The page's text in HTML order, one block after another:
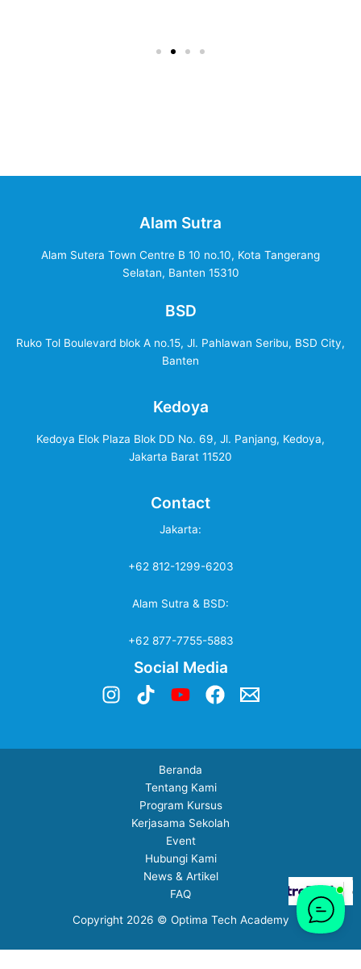
Alam Sutra
Alam Sutera Town Centre B 10 no.10, Kota Tangerang
Selatan, Banten 15310
BSD
Ruko Tol Boulevard blok A no.15, Jl. Pahlawan Seribu, BSD City,
Banten
Kedoya
Kedoya Elok Plaza Blok DD No. 69, Jl. Panjang, Kedoya,
Jakarta Barat 11520
Contact
Jakarta:
+62 812-1299-6203
Alam Sutra & BSD:
+62 877-7755-5883
Social Media
Beranda
Tentang Kami
Program Kursus
Kerjasama Sekolah
Event
Hubungi Kami
News & Artikel
FAQ
Copyright 2026 © Optima Tech Academy